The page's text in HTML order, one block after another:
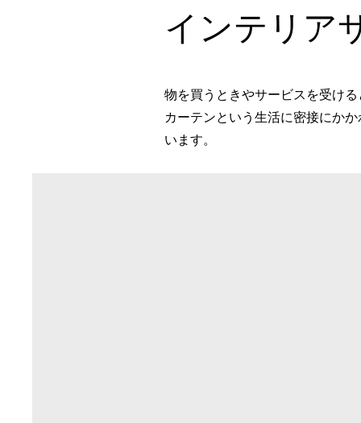
インテリア
物を買うときやサービスを受け
カーテンという生活に密接にか
います。